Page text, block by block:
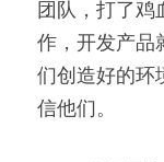
团队，打了鸡
作，开发产品
们创造好的环
信他们。